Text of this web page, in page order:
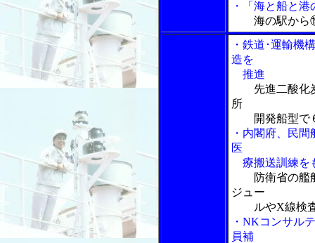
・「海と船と
海の駅か
・鉄道･運輸機
造を
推進
先進二酸化
所
開発船型で
・内閣府、民
医
療搬送訓練を
防衛省の艦
ジュー
ルやX線検査
・NKコンサル
員補